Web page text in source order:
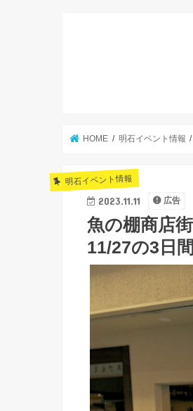
HOME 明石イベント情報
明石イベント情報
2023.11.11 広告
魚の棚商店
11/27の3日